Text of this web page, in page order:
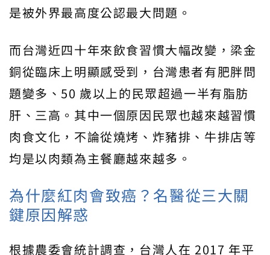
是被外界最高度公認最大問題。
而台灣近四十年來飲食習慣大幅改變，梁金
銅從臨床上明顯感受到，台灣患者有肥胖問
題變多、50 歲以上的民眾超過一半有脂肪
肝、三高。其中一個原因民眾也越來越習慣
肉食文化，不論從燒烤、炸豬排、牛排店等
均是以肉類為主餐廳越來越多。
為什麼紅肉會致癌？名醫從三大關
鍵原因解惑
根據農委會統計調查，台灣人在 2017 年平